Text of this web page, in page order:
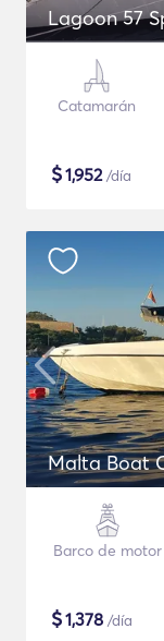
Lagoon 57
Catamarán
$1,952/día
Malta Boat
Barco de motor
$1,378 /día